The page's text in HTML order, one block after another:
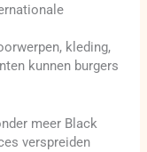
kleding,
kunnen burgers
meer Black
verspreiden